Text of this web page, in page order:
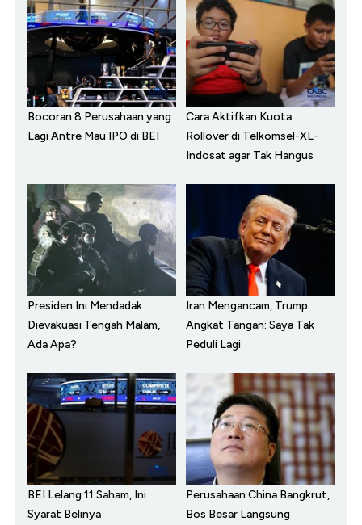
Bocoran 8 Perusahaan yang
Lagi Antre Mau IPO di BEI
Cara Aktifkan Kuota
Rollover di Telkomsel-XL-
Indosat agar Tak Hangus
Presiden Ini Mendadak
Dievakuasi Tengah Malam,
Ada Apa?
Iran Mengancam, Trump
Angkat Tangan: Saya Tak
Peduli Lagi
BEI Lelang 11 Saham, Ini
Syarat Belinya
Perusahaan China Bangkrut,
Bos Besar Langsung